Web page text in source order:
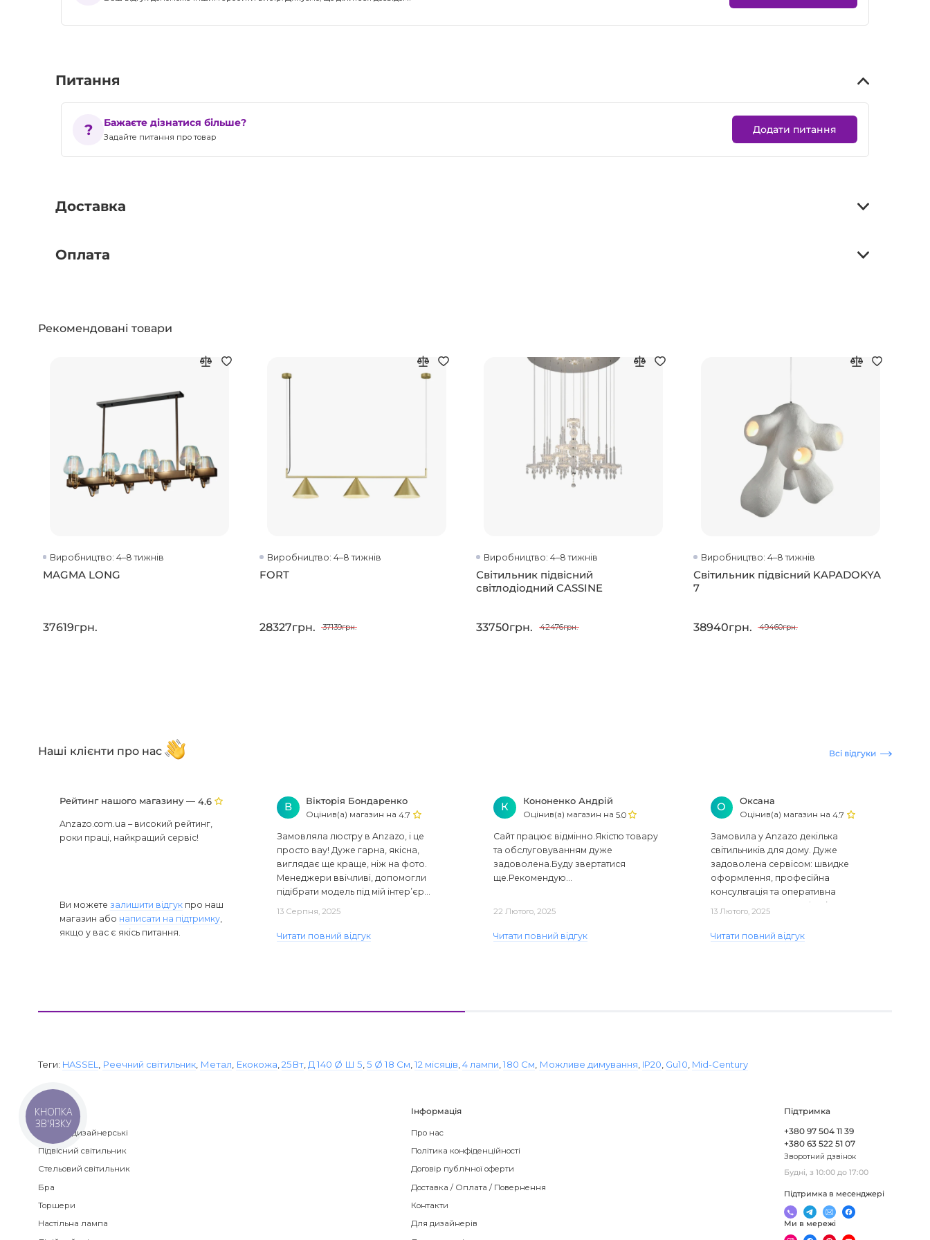
Питання
Бажаєте дізнатися більше?
Задайте питання про товар
Додати питання
Доставка
Оплата
Рекомендовані товари
Виробництво: 4–8 тижнів
MAGMA LONG
37619грн.
Виробництво: 4–8 тижнів
FORT
28327грн. 37139грн.
Виробництво: 4–8 тижнів
Світильник підвісний
світлодіодний CASSINE
33750грн. 42476грн.
Виробництво: 4–8 тижнів
Світильник підвісний KAPADOKYA
7
38940грн. 49460грн.
Наші клієнти про нас Всі відгуки
Рейтинг нашого магазину —4.6
Anzazo.com.ua – високий рейтинг,
роки праці, найкращий сервіс!
Ви можете залишити відгук про наш
магазин або написати на підтримку,
якщо у вас є якісь питання.
В
Вікторія Бондаренко
Оцінив(а) магазин на4.7
Замовляла люстру в Anzazo, і це
просто вау! Дуже гарна, якісна,
виглядає ще краще, ніж на фото.
Менеджери ввічливі, допомогли
підібрати модель під мій інтер’єр...
13 Серпня, 2025
Читати повний відгук
К
Кононенко Андрій
Оцінив(а) магазин на 5.0
Сайт працює відмінно.Якістю товару
та обслуговуванням дуже
задоволена.Буду звертатися
ще.Рекомендую...
22 Лютого, 2025
Читати повний відгук
О
Оксана
Оцінив(а) магазин на4.7
Замовила у Anzazo декілька
світильників для дому. Дуже
задоволена сервісом: швидке
оформлення, професійна
консультація та оперативна
доставка. Один з плафонів, на жаль,
13 Лютого, 2025
Читати повний відгук
Теги: HASSEL Реечний світильник Метал Екокожа ,25Вт Д 140 Ø Ш 5 ,5 Ø 18 См ,12 місяців ,4 лампи ,180 См Можливе димування IP20 Gu10 Mid-Century
Категорії
Люстри дизайнерські
Підвісний світильник
Стельовий світильник
Бра
Торшери
Настільна лампа
Інформація
Про нас
Політика конфіденційності
Договір публічної оферти
Доставка / Оплата / Повернення
Контакти
Для дизайнерів
Підтримка
+380 97 504 11 39
+380 63 522 51 07
Зворотний дзвінок
Будні, з 10:00 до 17:00
Підтримка в месенджері
Ми в мережі
КНОПКА
ЗВ'ЯЗКУ